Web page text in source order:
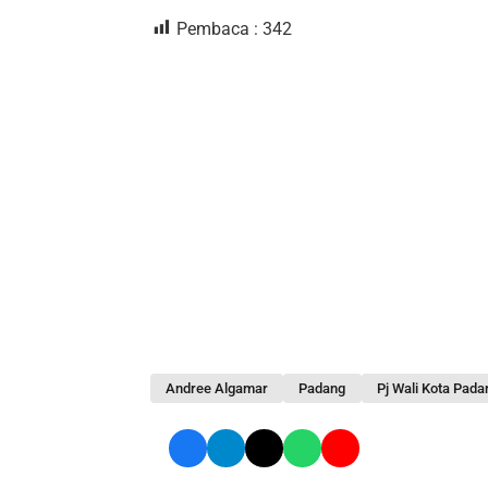
Pembaca : 342
Andree Algamar Padang Pj Wali Kota